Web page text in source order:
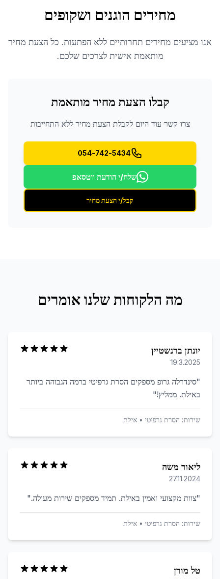
מחירים הוגנים ושקופים
אנו מציעים מחירים תחרותיים ללא הפתעות. כל הצעת מחיר
מותאמת אישית לצרכים שלכם.
קבלו הצעת מחיר מותאמת
צרו קשר עוד היום לקבלת הצעת מחיר ללא התחייבות
054-742-5434
שלח/י הודעת ווטסאפ
קבל/י הצעת מחיר
מה הלקוחות שלנו אומרים
יונתן ברנשטיין
19.3.2025
"סינדרלה גרופ מספקים הסרת גרפיטי ברמה הגבוהה ביותר
באילת. ממליץ!"
שירות: הסרת גרפיטי • אילת
ליאור משה
27.11.2024
"צוות מקצועי ואמין באילת. תמיד מספקים שירות מעולה."
שירות: הסרת גרפיטי • אילת
טל מורן